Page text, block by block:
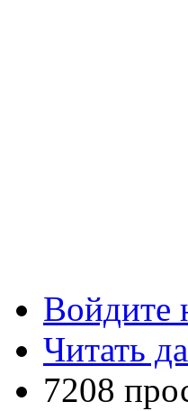
Войдите
Читать
7208